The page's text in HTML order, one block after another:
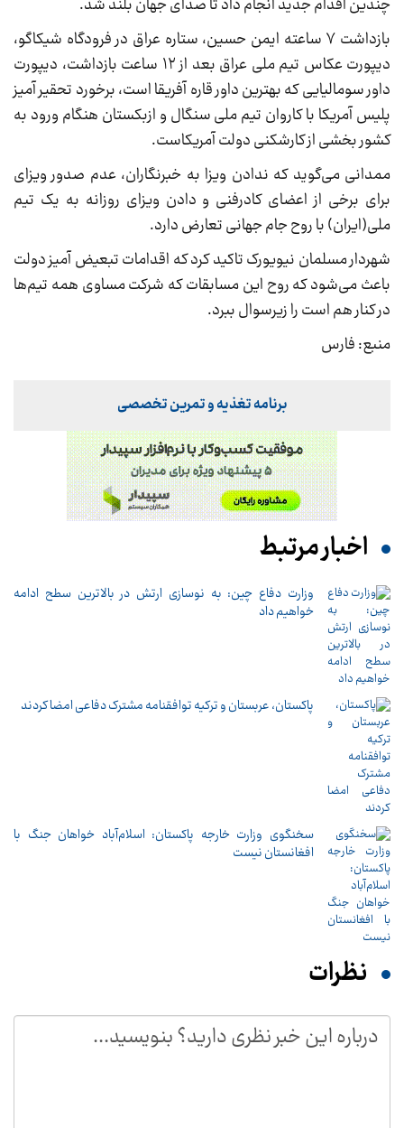
چندین اقدام جدید انجام داد تا صدای جهان بلند شد.
بازداشت ٧ ساعته ایمن حسین، ستاره عراق در فرودگاه شیکاگو،
دیپورت عکاس تیم ملی عراق بعد از ١٢ ساعت بازداشت، دیپورت
داور سومالیایی که بهترین داور قاره آفریقا است، برخورد تحقیر آمیز
پلیس آمریکا با کاروان تیم ملی سنگال و ازبکستان هنگام ورود به
کشور بخشی از کارشکنی دولت آمریکاست.
ممدانی می‌گوید که ندادن ویزا به خبرنگاران، عدم صدور ویزای
برای برخی از اعضای کادرفنی و دادن ویزای روزانه به یک تیم
ملی(ایران) با روح جام جهانی تعارض دارد.
شهردار مسلمان نیویورک تاکید کرد که اقدامات تبعیض آمیز دولت
باعث می‌شود که روح این مسابقات که شرکت مساوی همه تیم‌ها
در کنار هم است را زیرسوال ببرد.
منبع: فارس
برنامه تغذیه و تمرین تخصصی
اخبار مرتبط
وزارت دفاع چین: به نوسازی ارتش در بالاترین سطح ادامه
خواهیم داد
پاکستان، عربستان و ترکیه توافقنامه مشترک دفاعی امضا کردند
سخنگوی وزارت خارجه پاکستان: اسلام‌آباد خواهان جنگ با
افغانستان نیست
نظرات